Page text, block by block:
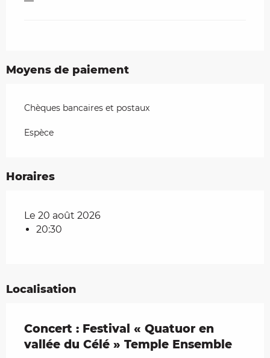
Moyens de paiement
Chèques bancaires et postaux
Espèce
Horaires
Le 20 août 2026
20:30
Localisation
Concert : Festival « Quatuor en
vallée du Célé » Temple Ensemble